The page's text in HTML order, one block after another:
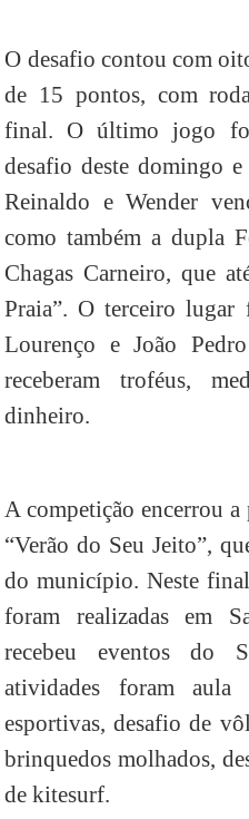
O desafio contou com
de 15 pontos, com
final. O último jogo
desafio deste domingo
Reinaldo e Wender
como também a dupla
Chagas Carneiro, que
Praia”. O terceiro
Lourenço e João
receberam troféus,
dinheiro.
A competição encerrou
“Verão do Seu Jeito”,
do município. Neste
foram realizadas em
recebeu eventos do
atividades foram aula
esportivas, desafio de
brinquedos molhados,
de kitesurf.